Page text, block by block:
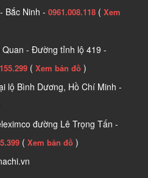
Bắc Ninh - 0961.008.118 ( Xem
- Đường tỉnh lộ 419 -
( Xem bản đồ )
lộ Bình Dương, Hồ Chí Minh -
đường Lê Trọng Tấn -
( Xem bản đồ )